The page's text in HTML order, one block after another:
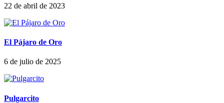
22 de abril de 2023
El Pájaro de Oro
6 de julio de 2025
Pulgarcito